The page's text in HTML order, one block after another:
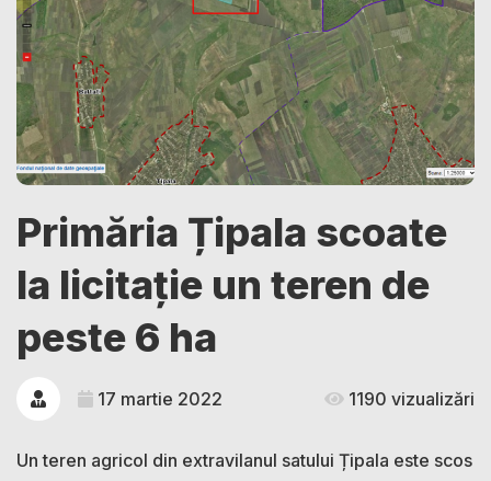
Primăria Țipala scoate
la licitație un teren de
peste 6 ha
17 martie 2022 1190 vizualizări
Un teren agricol din extravilanul satului Țipala este scos